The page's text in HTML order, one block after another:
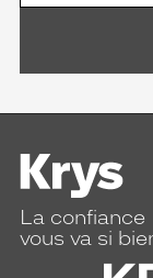
La confiance
vous va si